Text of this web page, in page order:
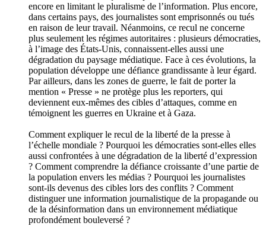
encore en limitant le pluralisme de l’information. Plus encore,
dans certains pays, des journalistes sont emprisonnés ou tués
en raison de leur travail. Néanmoins, ce recul ne concerne
plus seulement les régimes autoritaires : plusieurs démocraties,
à l’image des États-Unis, connaissent-elles aussi une
dégradation du paysage médiatique. Face à ces évolutions, la
population développe une défiance grandissante à leur égard.
Par ailleurs, dans les zones de guerre, le fait de porter la
mention « Presse » ne protège plus les reporters, qui
deviennent eux-mêmes des cibles d’attaques, comme en
témoignent les guerres en Ukraine et à Gaza.
Comment expliquer le recul de la liberté de la presse à
l’échelle mondiale ? Pourquoi les démocraties sont-elles elles
aussi confrontées à une dégradation de la liberté d’expression
? Comment comprendre la défiance croissante d’une partie de
la population envers les médias ? Pourquoi les journalistes
sont-ils devenus des cibles lors des conflits ? Comment
distinguer une information journalistique de la propagande ou
de la désinformation dans un environnement médiatique
profondément bouleversé ?